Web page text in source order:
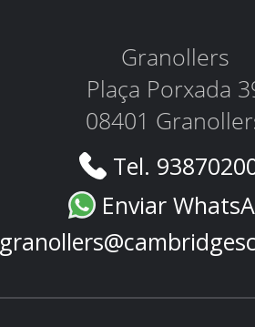
Granollers
Plaça Porxada
08401
Tel.
Enviar